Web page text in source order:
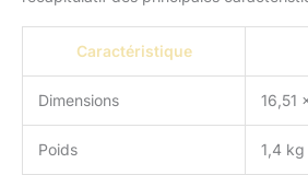
une
La
robuste et
Caractéristique
Dimensions 16,51
Poids 1,4 kg